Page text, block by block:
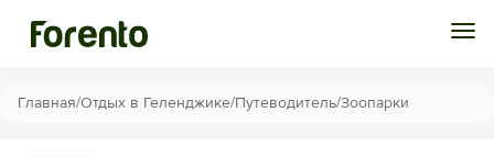
Войти
Главная/Отдых в Геленджике/Путеводитель/Зоопарки